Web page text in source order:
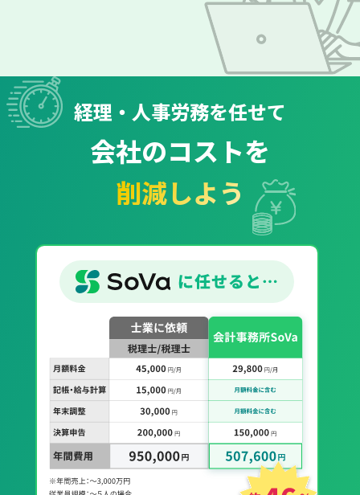
経理・人事労務を任せて
会社のコストを
削減しよう